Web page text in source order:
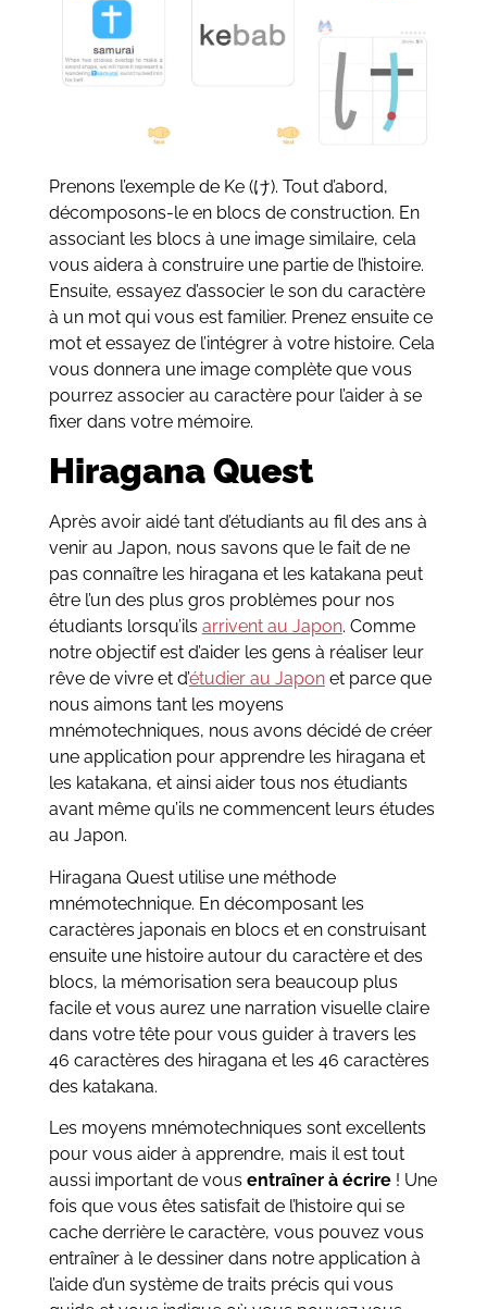
Prenons l’exemple de Ke (け). Tout d’abord,
décomposons-le en blocs de construction. En
associant les blocs à une image similaire, cela
vous aidera à construire une partie de l’histoire.
Ensuite, essayez d’associer le son du caractère
à un mot qui vous est familier. Prenez ensuite ce
mot et essayez de l’intégrer à votre histoire. Cela
vous donnera une image complète que vous
pourrez associer au caractère pour l’aider à se
fixer dans votre mémoire.
Hiragana Quest
Après avoir aidé tant d’étudiants au fil des ans à
venir au Japon, nous savons que le fait de ne
pas connaître les hiragana et les katakana peut
être l’un des plus gros problèmes pour nos
étudiants lorsqu’ils arrivent au Japon. Comme
notre objectif est d’aider les gens à réaliser leur
rêve de vivre et d’étudier au Japonet parce que
nous aimons tant les moyens
mnémotechniques, nous avons décidé de créer
une application pour apprendre les hiragana et
les katakana, et ainsi aider tous nos étudiants
avant même qu’ils ne commencent leurs études
au Japon.
Hiragana Quest utilise une méthode
mnémotechnique. En décomposant les
caractères japonais en blocs et en construisant
ensuite une histoire autour du caractère et des
blocs, la mémorisation sera beaucoup plus
facile et vous aurez une narration visuelle claire
dans votre tête pour vous guider à travers les
46 caractères des hiragana et les 46 caractères
des katakana.
Les moyens mnémotechniques sont excellents
pour vous aider à apprendre, mais il est tout
aussi important de vous entraîner à écrire! Une
fois que vous êtes satisfait de l’histoire qui se
cache derrière le caractère, vous pouvez vous
entraîner à le dessiner dans notre application à
l’aide d’un système de traits précis qui vous